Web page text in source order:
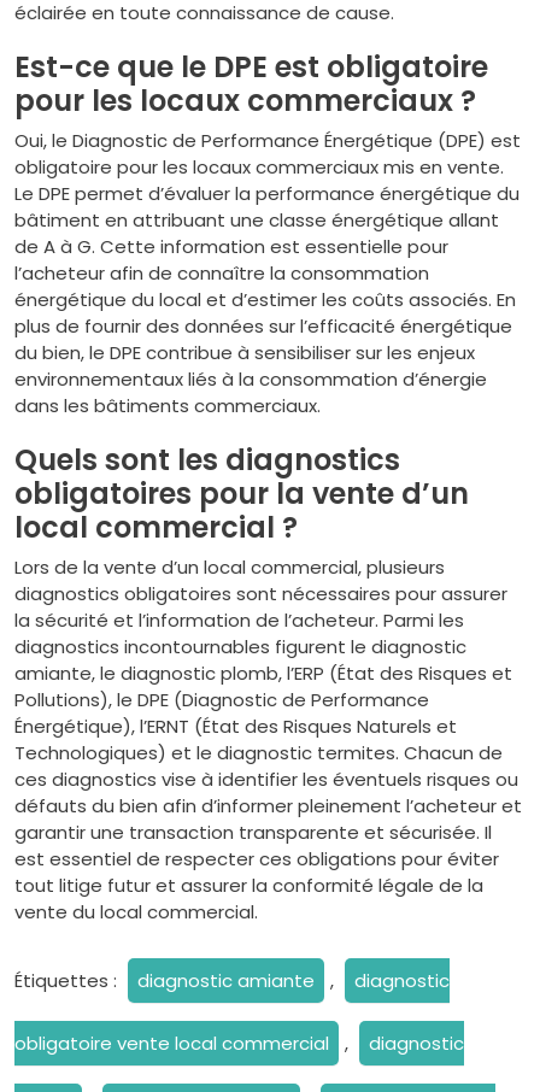
éclairée en toute connaissance de cause.
Est-ce que le DPE est obligatoire
pour les locaux commerciaux ?
Oui, le Diagnostic de Performance Énergétique (DPE) est
obligatoire pour les locaux commerciaux mis en vente.
Le DPE permet d’évaluer la performance énergétique du
bâtiment en attribuant une classe énergétique allant
de A à G. Cette information est essentielle pour
l’acheteur afin de connaître la consommation
énergétique du local et d’estimer les coûts associés. En
plus de fournir des données sur l’efficacité énergétique
du bien, le DPE contribue à sensibiliser sur les enjeux
environnementaux liés à la consommation d’énergie
dans les bâtiments commerciaux.
Quels sont les diagnostics
obligatoires pour la vente d’un
local commercial ?
Lors de la vente d’un local commercial, plusieurs
diagnostics obligatoires sont nécessaires pour assurer
la sécurité et l’information de l’acheteur. Parmi les
diagnostics incontournables figurent le diagnostic
amiante, le diagnostic plomb, l’ERP (État des Risques et
Pollutions), le DPE (Diagnostic de Performance
Énergétique), l’ERNT (État des Risques Naturels et
Technologiques) et le diagnostic termites. Chacun de
ces diagnostics vise à identifier les éventuels risques ou
défauts du bien afin d’informer pleinement l’acheteur et
garantir une transaction transparente et sécurisée. Il
est essentiel de respecter ces obligations pour éviter
tout litige futur et assurer la conformité légale de la
vente du local commercial.
Étiquettes : diagnostic amiante , diagnostic
obligatoire vente local commercial , diagnostic